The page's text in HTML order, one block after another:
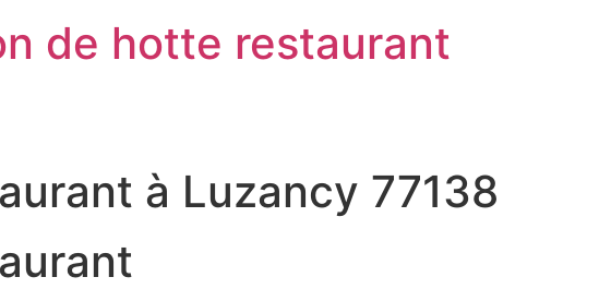
de hotte restaurant
à Luzancy 77138